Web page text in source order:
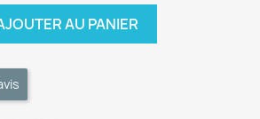
AU PANIER